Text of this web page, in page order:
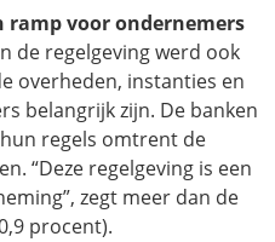
ramp voor ondernemers
de regelgeving werd ook
overheden, instanties en
belangrijk zijn. De banken
regels omtrent de
“Deze regelgeving is een
zegt meer dan de
procent).